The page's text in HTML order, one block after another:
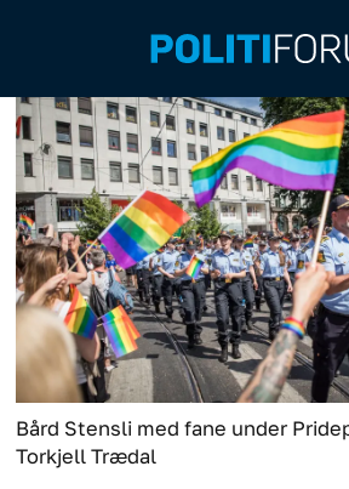
Bård Stensli med fane under
Torkjell Trædal